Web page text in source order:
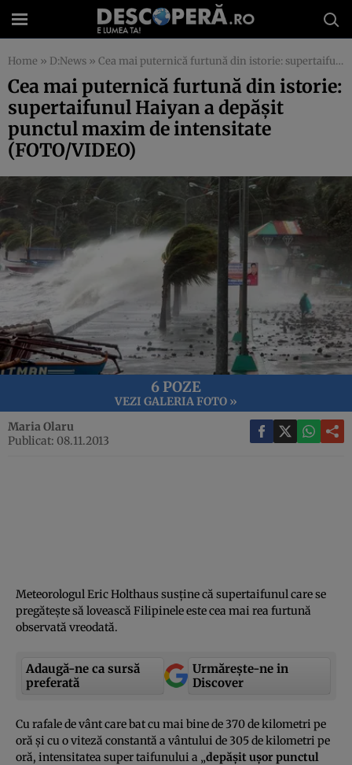
Home » D:News » Cea mai puternică furtună din istorie: supertaifunul Haiyan a depăşit punctul maxim de intensitate (FOTO/VIDEO)
Cea mai puternică furtună din istorie:
supertaifunul Haiyan a depăşit
punctul maxim de intensitate
(FOTO/VIDEO)
6 POZE
VEZI GALERIA FOTO »
Maria Olaru
Publicat: 08.11.2013
Meteorologul Eric Holthaus susţine că supertaifunul care se
pregăteşte să lovească Filipinele este cea mai rea furtună
observată vreodată.
Adaugă-ne ca sursă
preferată
Urmărește-ne in
Discover
Cu rafale de vânt care bat cu mai bine de 370 de kilometri pe
oră şi cu o viteză constantă a vântului de 305 de kilometri pe
oră, intensitatea super taifunului a „depăşit uşor punctul